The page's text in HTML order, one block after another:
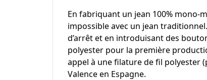
En fabriquant un jean 100% mono-
impossible avec un jean
d’arrêt et en introduisant des
polyester pour la première
appel à une filature de fil polyester
Valence en Espagne.